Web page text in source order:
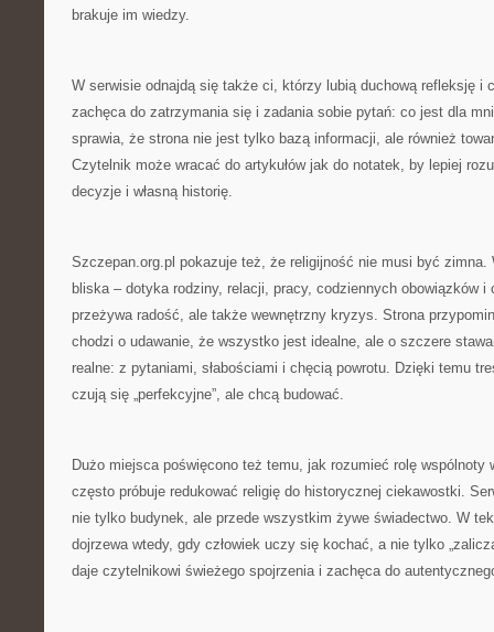
brakuje im wiedzy.
W serwisie odnajdą się także ci, którzy lubią duchową refleksję i
zachęca do zatrzymania się i zadania sobie pytań: co jest dla
sprawia, że strona nie jest tylko bazą informacji, ale również
Czytelnik może wracać do artykułów jak do notatek, by lepiej
decyzje i własną historię.
Szczepan.org.pl pokazuje też, że religijność nie musi być zimna.
bliska – dotyka rodziny, relacji, pracy, codziennych obowiązków i
przeżywa radość, ale także wewnętrzny kryzys. Strona
chodzi o udawanie, że wszystko jest idealne, ale o szczere
realne: z pytaniami, słabościami i chęcią powrotu. Dzięki temu
czują się „perfekcyjne”, ale chcą budować.
Dużo miejsca poświęcono też temu, jak rozumieć rolę wspólnoty
często próbuje redukować religię do historycznej ciekawostki.
nie tylko budynek, ale przede wszystkim żywe świadectwo. W
dojrzewa wtedy, gdy człowiek uczy się kochać, a nie tylko
daje czytelnikowi świeżego spojrzenia i zachęca do